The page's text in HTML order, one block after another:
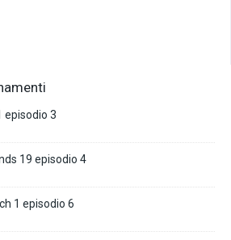
episodio 3
19 episodio 4
1 episodio 6